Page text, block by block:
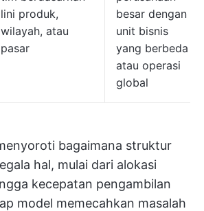
lini produk,
wilayah, atau
pasar
besar dengan
unit bisnis
yang berbeda
atau operasi
global
bagaimana struktur
hal, mulai dari alokasi
kecepatan pengambilan
model memecahkan masalah